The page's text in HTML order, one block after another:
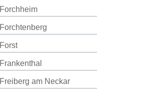
Forchheim
Forchtenberg
Forst
Frankenthal
Freiberg am Neckar